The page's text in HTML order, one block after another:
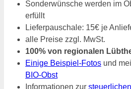
Sonderwünsche werden im
erfüllt
Lieferpauschale: 15€ je
alle Preise zzgl. MwSt.
100% von regionalen
Einige Beispiel-Fotos und
BIO-Obst
Informationen zur